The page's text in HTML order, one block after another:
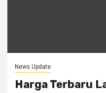
News Update
Harga Terbaru